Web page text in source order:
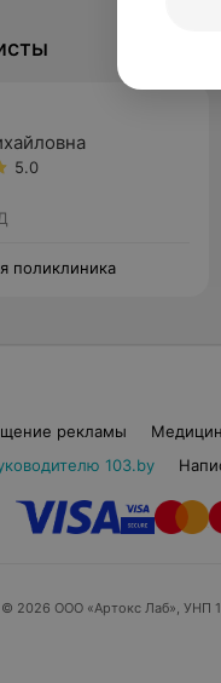
5.0
поликлиника
рекламы
103.by
© 2026 ООО «Артокс Лаб», УНП